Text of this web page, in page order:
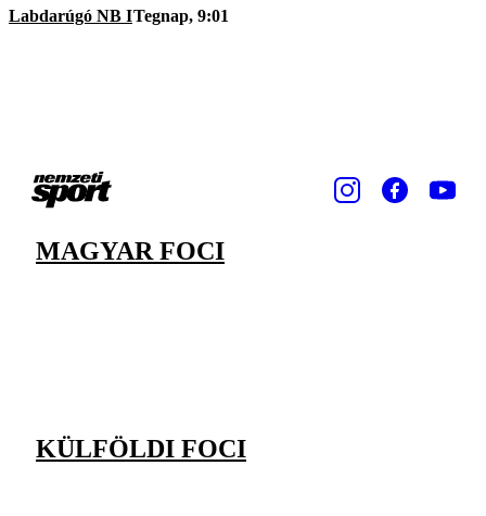
Labdarúgó NB ITegnap, 9:01
MAGYAR FOCI
KÜLFÖLDI FOCI